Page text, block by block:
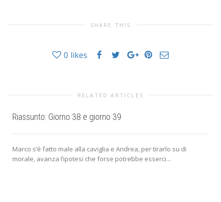
SHARE THIS
0 likes
RELATED ARTICLES
Riassunto: Giorno 38 e giorno 39
Marco s’è fatto male alla caviglia e Andrea, per tirarlo su di
morale, avanza l’ipotesi che forse potrebbe esserci...